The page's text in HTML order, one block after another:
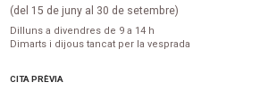
(del 15 de juny al 30 de setembre)
Dilluns a divendres de 9 a 14 h
Dimarts i dijous tancat per la vesprada
CITA PRÈVIA